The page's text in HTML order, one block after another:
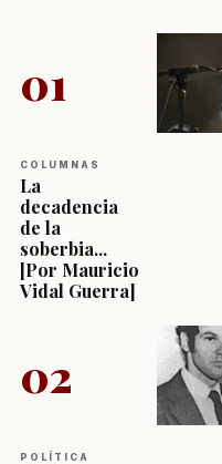
01
COLUMNAS
La
decadencia
de la
soberbia...
[Por Mauricio
Vidal Guerra]
02
POLÍTICA